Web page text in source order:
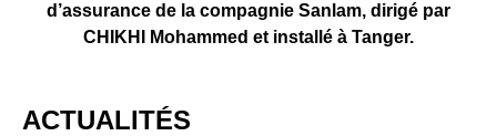
d’assurance de la compagnie Sanlam, dirigé par
CHIKHI Mohammed et installé à Tanger.
ACTUALITÉS